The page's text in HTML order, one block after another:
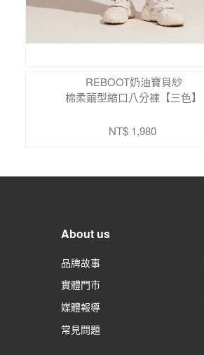
REBOOT奶油寶貝紗
棉柔繭型縮口八分褲【三色】
NT$ 1,980
About us
品牌故事
實體門市
媒體報導
常見問題